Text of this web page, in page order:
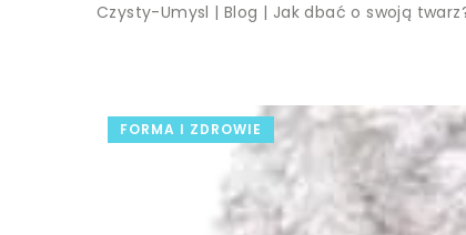
Czysty-Umysl |Blog | Jak dbać o swoją
FORMA I ZDROWIE